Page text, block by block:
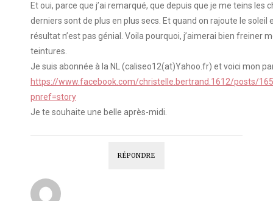
Et oui, parce que j’ai remarqué, que depuis que je me teins les
derniers sont de plus en plus secs. Et quand on rajoute le soleil
résultat n’est pas génial. Voila pourquoi, j’aimerai bien freiner
teintures.
Je suis abonnée à la NL (caliseo12(at)Yahoo.fr) et voici mon
https://www.facebook.com/christelle.bertrand.1612/posts/
pnref=story
Je te souhaite une belle après-midi.
RÉPONDRE